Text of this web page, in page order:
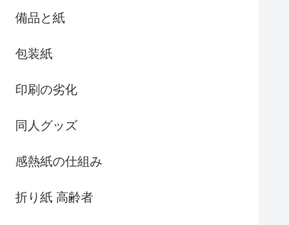
備品と紙
包装紙
印刷の劣化
同人グッズ
感熱紙の仕組み
折り紙 高齢者